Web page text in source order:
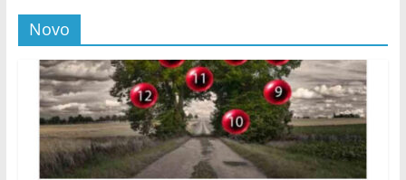
Novo